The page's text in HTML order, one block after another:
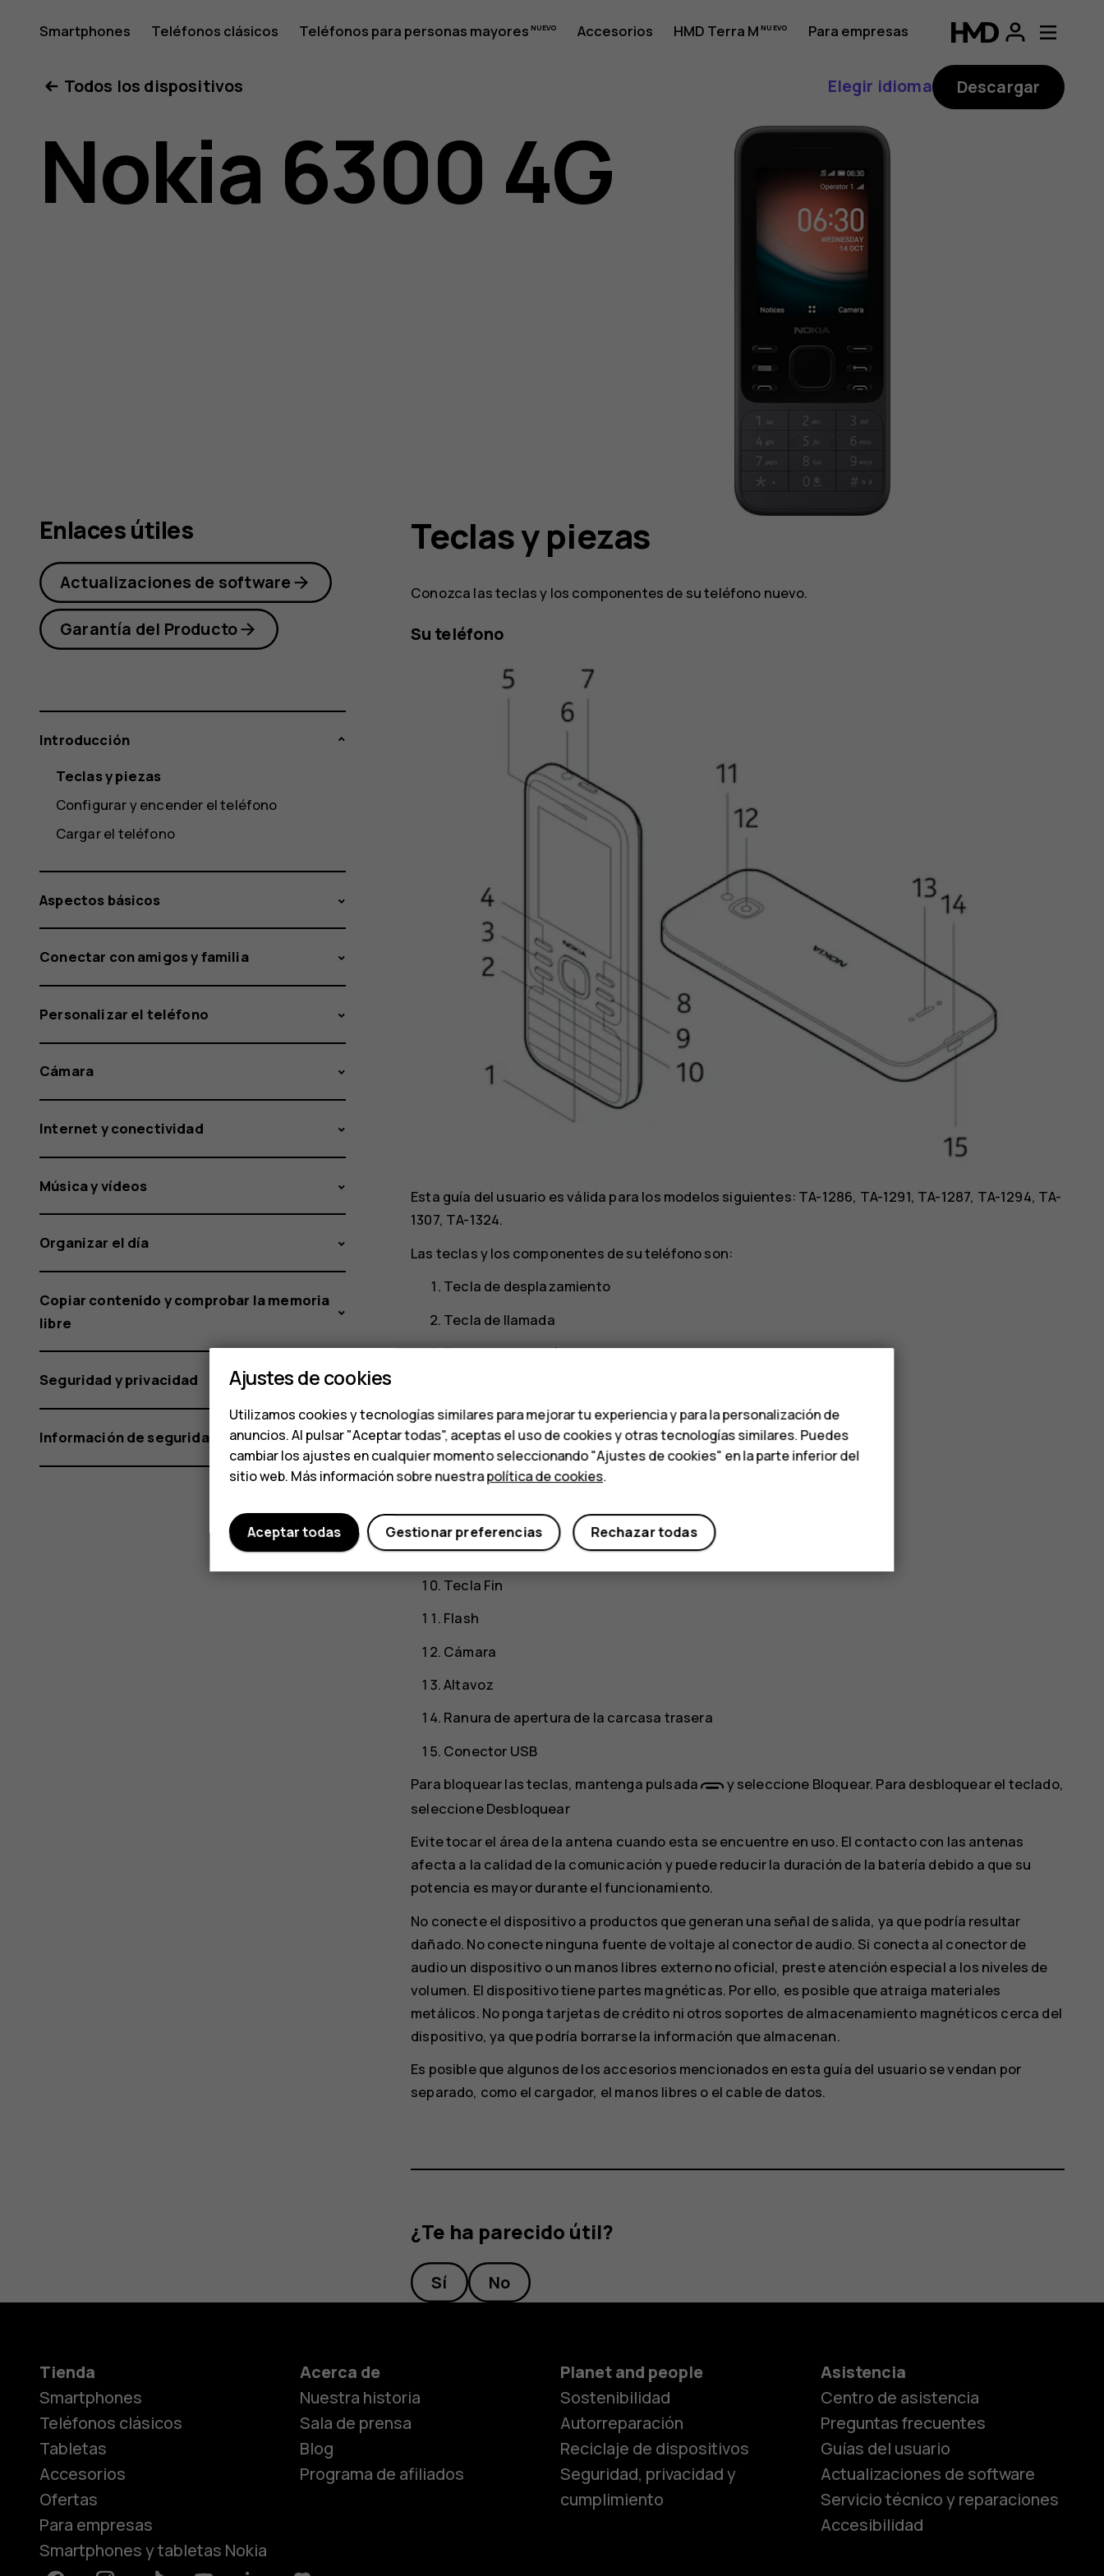
Guía
del
usuario
6300
4G
Smartphones Teléfonos clásicos Teléfonos para personas mayores Accesorios HMD Terra M
Para empresas
Smartphones
Teléfonos clásicos
Teléfonos para
Todos los dispositivos
Elegir idioma Descargar
Nokia 6300 4G
Teclas y piezas
Conozca las teclas y los componentes de su teléfono nuevo.
Su teléfono
Esta guía del usuario es válida para los modelos siguientes: TA-1286, TA-1291, TA-1287, TA-1294, TA-
1307, TA-1324.
Las teclas y los componentes de su teléfono son:
Tecla de desplazamiento
Tecla de llamada
Tecla multifunción
Auricular
Conector de auriculares
Tecla de encendido
Tecla de selección derecha
Tecla Atrás
Tecla Fin
Flash
Cámara
Altavoz
Ranura de apertura de la carcasa trasera
Conector USB
Para bloquear las teclas, mantenga pulsada
y seleccione Bloquear. Para desbloquear el teclado,
seleccioneDesbloquear
Evite tocar el área de la antena cuando esta se encuentre en uso. El contacto con las antenas
afecta a la calidad de la comunicación y puede reducir la duración de la batería debido a que su
potencia es mayor durante el funcionamiento.
No conecte el dispositivo a productos que generan una señal de salida, ya que podría resultar
dañado. No conecte ninguna fuente de voltaje al conector de audio. Si conecta al conector de
audio un dispositivo o un manos libres externo no oficial, preste atención especial a los niveles de
volumen. El dispositivo tiene partes magnéticas. Por ello, es posible que atraiga materiales
metálicos. No ponga tarjetas de crédito ni otros soportes de almacenamiento magnéticos cerca del
dispositivo, ya que podría borrarse la información que almacenan.
Es posible que algunos de los accesorios mencionados en esta guía del usuario se vendan por
separado, como el cargador, el manos libres o el cable de datos.
¿Te ha parecido útil?
Sí No
Enlaces útiles
Actualizaciones de software
Garantía del Producto
Introducción
Teclas y piezas
Configurar y encender el teléfono
Cargar el teléfono
Aspectos básicos
Conectar con amigos y familia
Personalizar el teléfono
Cámara
Internet y conectividad
Música y vídeos
Organizar el día
Copiar contenido y comprobar la memoria
libre
Seguridad y privacidad
Información de seguridad y del producto
Tienda
Smartphones
Teléfonos clásicos
Tabletas
Accesorios
Ofertas
Para empresas
Smartphones y tabletas Nokia
Acerca de
Nuestra historia
Sala de prensa
Blog
Programa de afiliados
Planet and people
Sostenibilidad
Autorreparación
Reciclaje de dispositivos
Seguridad, privacidad y
cumplimiento
Asistencia
Centro de asistencia
Preguntas frecuentes
Guías del usuario
Actualizaciones de software
Servicio técnico y reparaciones
Accesibilidad
Ajustes de cookies
Utilizamos cookies y tecnologías similares para mejorar tu experiencia y para la personalización de
anuncios. Al pulsar "Aceptar todas", aceptas el uso de cookies y otras tecnologías similares. Puedes
cambiar los ajustes en cualquier momento seleccionando "Ajustes de cookies" en la parte inferior del
sitio web. Más información sobre nuestrapolítica de cookies.
Rechazar todas
Gestionar preferencias
Aceptar todas